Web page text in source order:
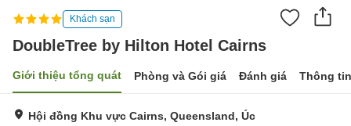
Khách sạn
DoubleTree by Hilton Hotel Cairns
Giới thiệu tổng quát Phòng và Gói giá Đánh giá Thông
Hội đồng Khu vực Cairns, Queensland, Úc